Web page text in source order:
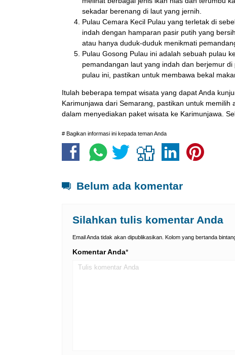
sekadar berenang di laut yang jernih.
Pulau Cemara Kecil Pulau yang terletak di
indah dengan hamparan pasir putih yang
atau hanya duduk-duduk menikmati
Pulau Gosong Pulau ini adalah sebuah pulau
pemandangan laut yang indah dan berjemur
pulau ini, pastikan untuk membawa bekal
Itulah beberapa tempat wisata yang dapat Anda
Karimunjawa dari Semarang, pastikan untuk
dalam menyediakan paket wisata ke Karimunjawa.
# Bagikan informasi ini kepada teman Anda
Belum ada komentar
Silahkan tulis komentar Anda
Email Anda tidak akan dipublikasikan. Kolom yang bertanda
Komentar Anda*